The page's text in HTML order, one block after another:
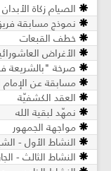
الصيام زكاة الأبدان
نموذج مسابقة
خطف القبعات
الأغراض
صرخة "بالشريعة
مسابقة عن
العقد الكشفيّة
نمهّد لبقية الله
مواجهة الجمهور
النشاط الأول -
النشاط الثالث -